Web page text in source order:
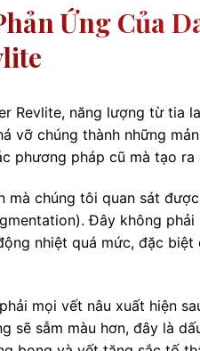
Ứng Của
Revlite, năng lượng từ tia
vỡ chúng thành những
phương pháp cũ mà tạo
chúng tôi quan sát
Đây không
nhiệt quá mức, đặc
mọi vết nâu xuất hiện
sẽ sẫm màu hơn, đây là